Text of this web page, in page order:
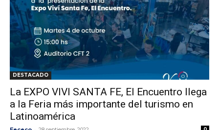
DESTACADO
La EXPO VIVI SANTA FE, El Encuentro llega
a la Feria más importante del turismo en
Latinoamérica